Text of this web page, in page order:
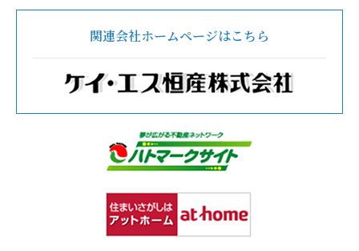
関連会社ホームページはこちら